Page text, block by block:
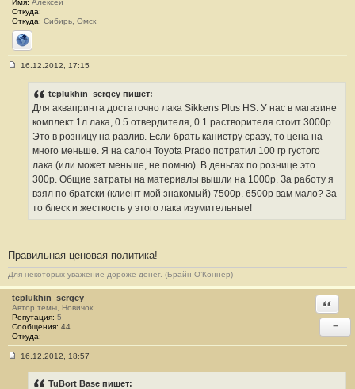
Имя: Алексей
Откуда:
Откуда: Сибирь, Омск
Сайт
16.12.2012, 17:15
teplukhin_sergey пишет:
Для аквапринта достаточно лака Sikkens Plus HS. У нас в магазине
комплект 1л лака, 0.5 отвердителя, 0.1 растворителя стоит 3000р.
Это в розницу на разлив. Если брать канистру сразу, то цена на
много меньше. Я на салон Toyota Prado потратил 100 гр густого
лака (или может меньше, не помню). В деньгах по рознице это
300р. Общие затраты на материалы вышли на 1000р. За работу я
взял по братски (клиент мой знакомый) 7500р. 6500р вам мало? За
то блеск и жесткость у этого лака изумительные!
Правильная ценовая политика!
Для некоторых уважение дороже денег. (Брайн О’Коннер)
teplukhin_sergey
Автор темы, Новичок
Репутация: 5
Сообщения: 44
Откуда:
−
16.12.2012, 18:57
TuBort Base пишет: